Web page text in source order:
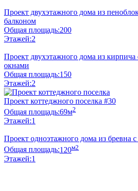
Проект двухэтажного дома из
балконом
Общая площадь:200
Этажей:2
Проект двухэтажного дома из
окнами
Общая площадь:150
Этажей:2
Проект коттеджного поселка #30
Общая площадь:69м2
Этажей:1
Проект одноэтажного дома из бревна
Общая площадь:120м2
Этажей:1